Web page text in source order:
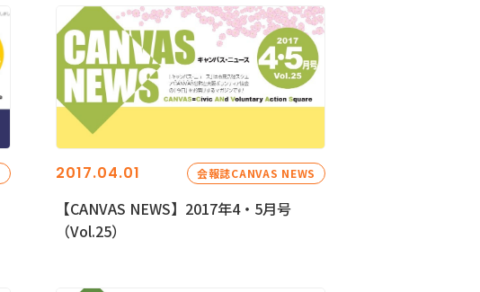
2017.04.01 会報誌CANVAS NEWS
【CANVAS NEWS】2017年4・5月号
（Vol.25）